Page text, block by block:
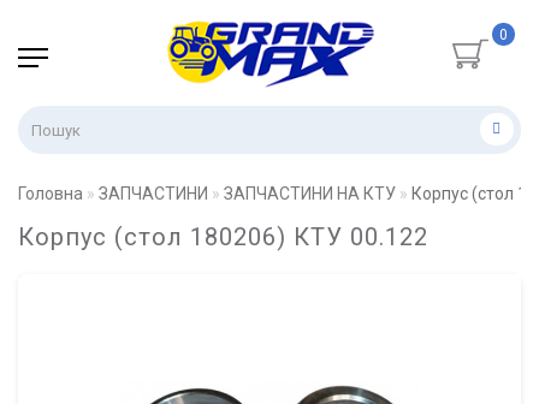
0
Головна ЗАПЧАСТИНИ ЗАПЧАСТИНИ НА КТУ Корпус (стол
Корпус (стол 180206) КТУ 00.122